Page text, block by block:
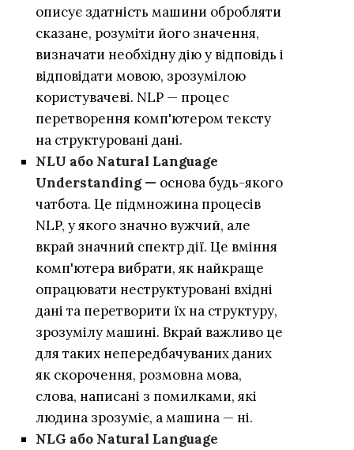
описує здатність машини обробляти
сказане, розуміти його значення,
визначати необхідну дію у відповідь і
відповідати мовою, зрозумілою
користувачеві. NLP — процес
перетворення комп'ютером тексту
на структуровані дані.
NLU або Natural Language
Understanding — основа будь-якого
чатбота. Це підмножина процесів
NLP, у якого значно вужчий, але
вкрай значний спектр дії. Це вміння
комп'ютера вибрати, як найкраще
опрацювати неструктуровані вхідні
дані та перетворити їх на структуру,
зрозумілу машині. Вкрай важливо це
для таких непередбачуваних даних
як скорочення, розмовна мова,
слова, написані з помилками, які
людина зрозуміє, а машина — ні.
NLG або Natural Language